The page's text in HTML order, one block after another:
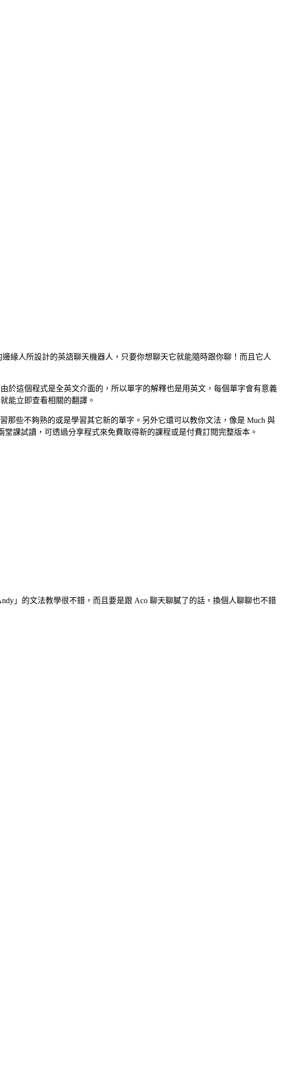
緣人所設計的英語聊天機器人，只要你想聊天它就能隨時跟你聊！而且它人
於這個程式是全英文介面的，所以單字的解釋也是用英文，每個單字會有意義
能立即查看相關的翻譯。
些不夠熟的或是學習其它新的單字。另外它還可以教你文法，像是 Much 與
課試讀，可透過分享程式來免費取得新的課程或是付費訂閱完整版本。
」的文法教學很不錯，而且要是跟 Aco 聊天聊膩了的話，換個人聊聊也不錯